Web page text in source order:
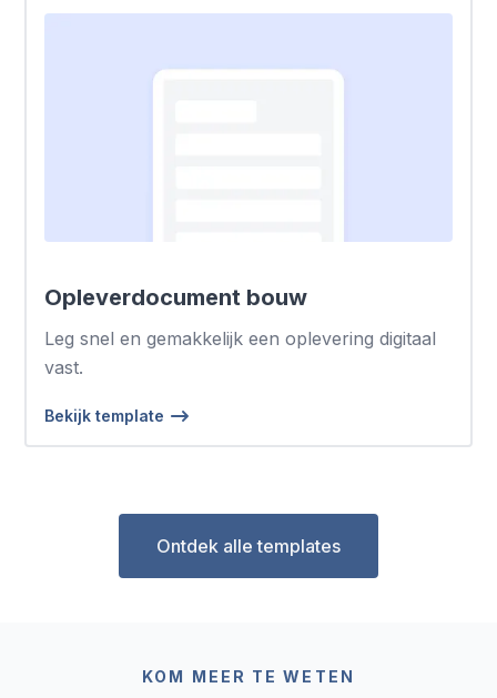
Opleverdocument bouw
Leg snel en gemakkelijk een oplevering digitaal
vast.
Bekijk template
Ontdek alle templates
KOM MEER TE WETEN